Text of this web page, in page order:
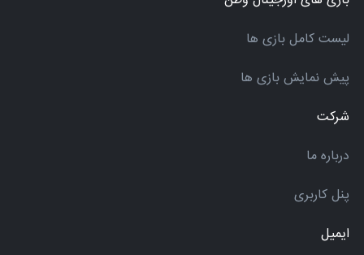
لیست کامل بازی ها
پیش نمایش بازی ها
شرکت
درباره ما
پنل کاربری
ایمیل